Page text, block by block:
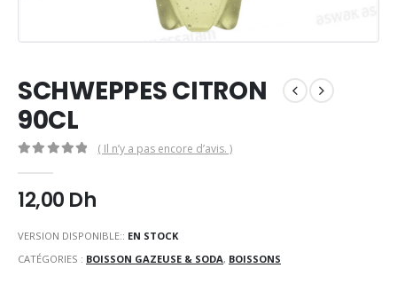
SCHWEPPES CITRON
90CL
( Il n’y a pas encore d’avis. )
12,00 Dh
VERSION DISPONIBLE:: EN STOCK
CATÉGORIES : BOISSON GAZEUSE & SODA, BOISSONS